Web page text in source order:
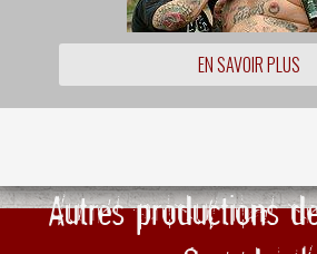
EN SAVOIR PLUS
Autres productions